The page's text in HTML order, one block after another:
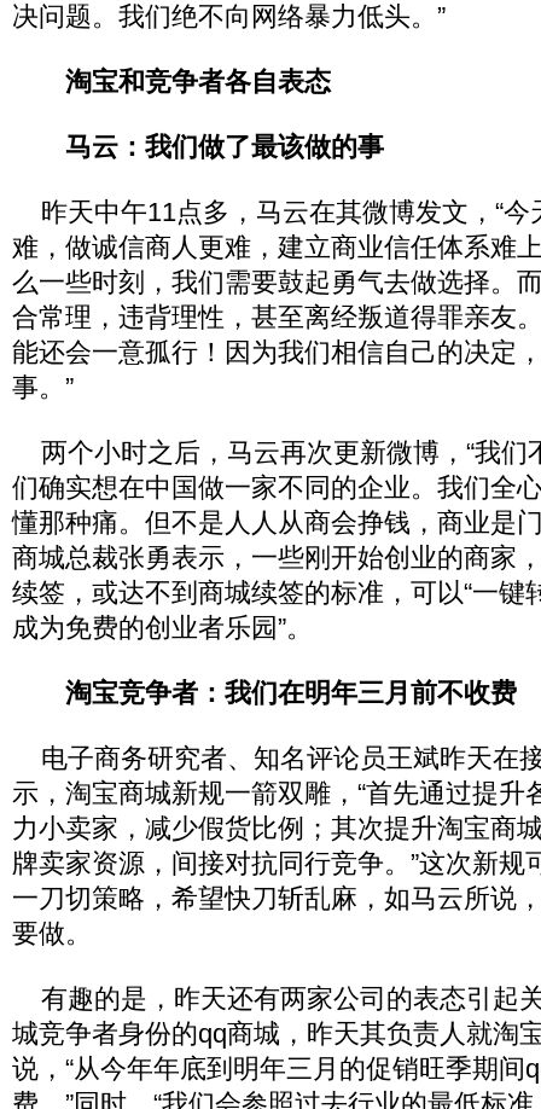
决问题。我们绝不向网络暴力低头。”
淘宝和竞争者各自表态
马云：我们做了最该做的事
昨天中午11点多，马云在其微博发文，“今
难，做诚信商人更难，建立商业信任体系难
么一些时刻，我们需要鼓起勇气去做选择。
合常理，违背理性，甚至离经叛道得罪亲友
能还会一意孤行！因为我们相信自己的决定
事。”
两个小时之后，马云再次更新微博，“我们
们确实想在中国做一家不同的企业。我们全
懂那种痛。但不是人人从商会挣钱，商业是
商城总裁张勇表示，一些刚开始创业的商家
续签，或达不到商城续签的标准，可以“一键
成为免费的创业者乐园”。
淘宝竞争者：我们在明年三月前不收费
电子商务研究者、知名评论员王斌昨天在
示，淘宝商城新规一箭双雕，“首先通过提升
力小卖家，减少假货比例；其次提升淘宝商
牌卖家资源，间接对抗同行竞争。”这次新规
一刀切策略，希望快刀斩乱麻，如马云所说
要做。
有趣的是，昨天还有两家公司的表态引起
城竞争者身份的qq商城，昨天其负责人就淘
说，“从今年年底到明年三月的促销旺季期间